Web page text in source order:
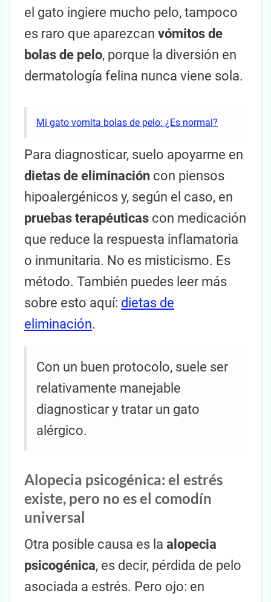
el gato ingiere mucho pelo, tampoco
es raro que aparezcan vómitos de
bolas de pelo, porque la diversión en
dermatología felina nunca viene sola.
Mi gato vomita bolas de pelo: ¿Es normal?
Para diagnosticar, suelo apoyarme en
dietas de eliminación con piensos
hipoalergénicos y, según el caso, en
pruebas terapéuticas con medicación
que reduce la respuesta inflamatoria
o inmunitaria. No es misticismo. Es
método. También puedes leer más
sobre esto aquí: dietas de
eliminación.
Con un buen protocolo, suele ser
relativamente manejable
diagnosticar y tratar un gato
alérgico.
Alopecia psicogénica: el estrés
existe, pero no es el comodín
universal
Otra posible causa es la alopecia
psicogénica, es decir, pérdida de pelo
asociada a estrés. Pero ojo: en